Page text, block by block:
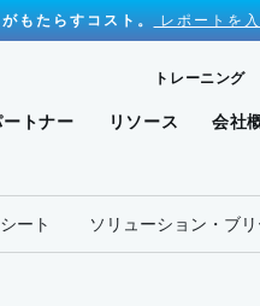
もたらすコスト。 レポートを
トレーニング
トナー リソース 会社
ート ソリューション・ブ